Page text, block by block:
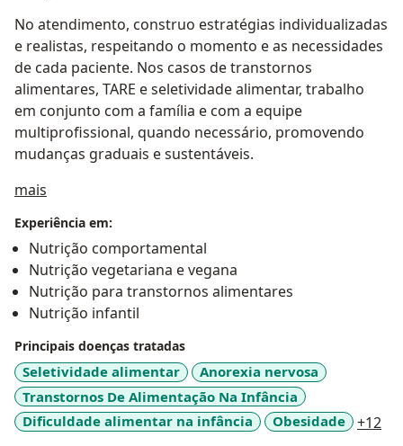
No atendimento, construo estratégias individualizadas
e realistas, respeitando o momento e as necessidades
de cada paciente. Nos casos de transtornos
alimentares, TARE e seletividade alimentar, trabalho
em conjunto com a família e com a equipe
multiprofissional, quando necessário, promovendo
mudanças graduais e sustentáveis.
mais
Experiência em:
Nutrição comportamental
Nutrição vegetariana e vegana
Nutrição para transtornos alimentares
Nutrição infantil
Principais doenças tratadas
Seletividade alimentar
Anorexia nervosa
Transtornos De Alimentação Na Infância
Dificuldade alimentar na infância
Obesidade +12